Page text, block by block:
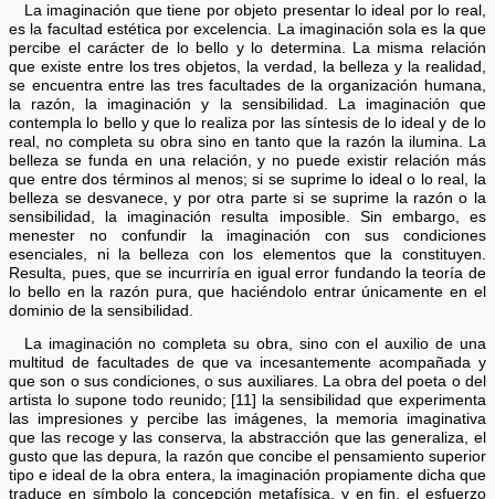
La imaginación que tiene por objeto presentar lo ideal por lo real,
es la facultad estética por excelencia. La imaginación sola es la que
percibe el carácter de lo bello y lo determina. La misma relación
que existe entre los tres objetos, la verdad, la belleza y la realidad,
se encuentra entre las tres facultades de la organización humana,
la razón, la imaginación y la sensibilidad. La imaginación que
contempla lo bello y que lo realiza por las síntesis de lo ideal y de lo
real, no completa su obra sino en tanto que la razón la ilumina. La
belleza se funda en una relación, y no puede existir relación más
que entre dos términos al menos; si se suprime lo ideal o lo real, la
belleza se desvanece, y por otra parte si se suprime la razón o la
sensibilidad, la imaginación resulta imposible. Sin embargo, es
menester no confundir la imaginación con sus condiciones
esenciales, ni la belleza con los elementos que la constituyen.
Resulta, pues, que se incurriría en igual error fundando la teoría de
lo bello en la razón pura, que haciéndolo entrar únicamente en el
dominio de la sensibilidad.
La imaginación no completa su obra, sino con el auxilio de una
multitud de facultades de que va incesantemente acompañada y
que son o sus condiciones, o sus auxiliares. La obra del poeta o del
artista lo supone todo reunido; [11] la sensibilidad que experimenta
las impresiones y percibe las imágenes, la memoria imaginativa
que las recoge y las conserva, la abstracción que las generaliza, el
gusto que las depura, la razón que concibe el pensamiento superior
tipo e ideal de la obra entera, la imaginación propiamente dicha que
traduce en símbolo la concepción metafísica, y en fin, el esfuerzo